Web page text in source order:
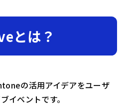
とは？
の活用アイデアをユーザ
イベントです。